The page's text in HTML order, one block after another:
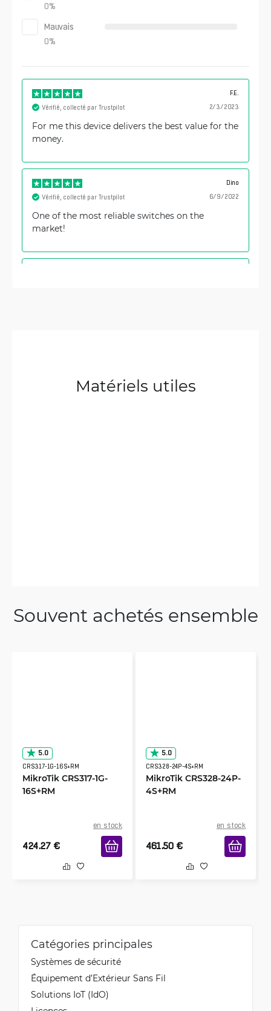
0%
Mauvais
0%
F.E.
2/3/2023
Vérifié, collecté par Trustpilot
For me this device delivers the best value for the
money.
Dino
6/9/2022
Vérifié, collecté par Trustpilot
One of the most reliable switches on the
market!
Matériels utiles
Souvent achetés ensemble
5.0
CRS317-1G-16S+RM
MikroTik CRS317-1G-
16S+RM
en stock
424.27 €
5.0
CRS328-24P-4S+RM
MikroTik CRS328-24P-
4S+RM
en stock
461.50 €
Catégories principales
Systèmes de sécurité
Équipement d’Extérieur Sans Fil
Solutions IoT (IdO)